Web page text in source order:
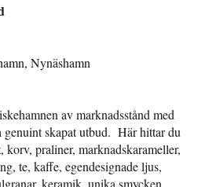
Nynäshamn
av marknadsstånd med
genuint skapat utbud. Här hittar du
korv, praliner, marknadskarameller,
te, kaffe, egendesignade ljus,
keramik, unika smycken,